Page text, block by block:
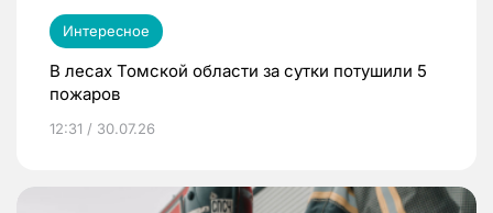
Интересное
В лесах Томской области за сутки потушили 5
пожаров
12:31 / 30.07.26